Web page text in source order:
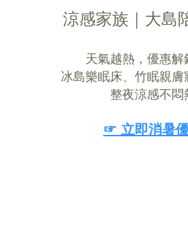
涼感家族｜大島
天氣越熱，優惠解
冰島樂眠床、竹眠親膚
整夜涼感不悶
☞ 立即消暑